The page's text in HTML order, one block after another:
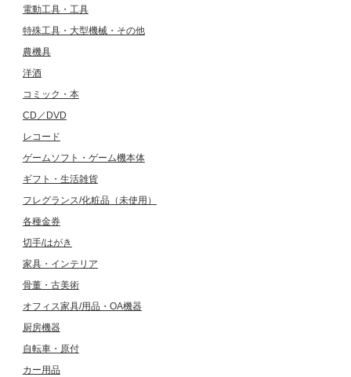
電動工具・工具
特殊工具・大型機械・その他
農機具
洋酒
コミック・本
CD／DVD
レコード
ゲームソフト・ゲーム機本体
ギフト・生活雑貨
フレグランス/化粧品（未使用）
各種金券
切手/はがき
家具・インテリア
骨董・古美術
オフィス家具/用品・OA機器
厨房機器
自転車・原付
カー用品